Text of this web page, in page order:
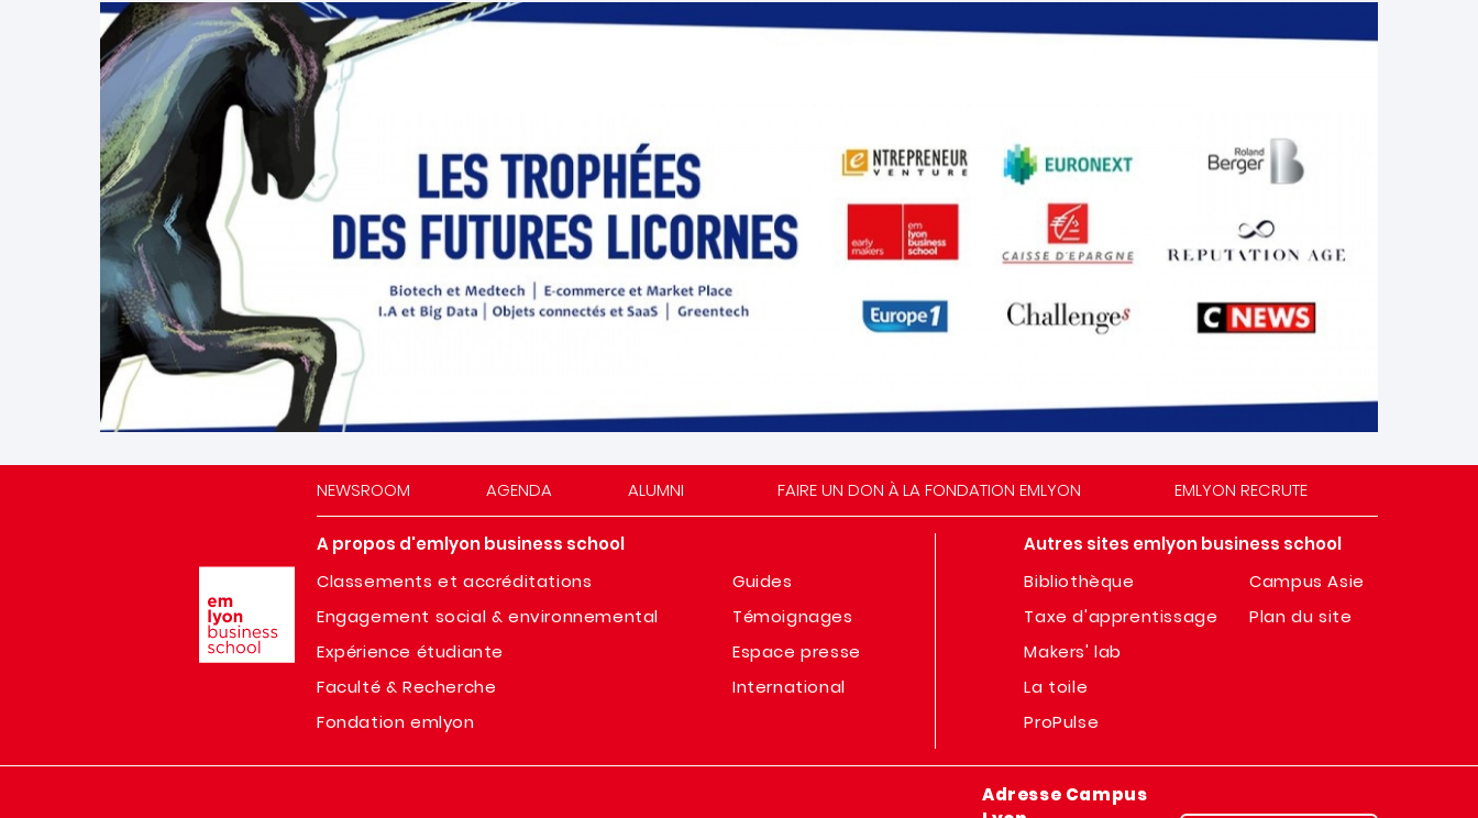
NEWSROOM AGENDA ALUMNI FAIRE UN DON À LA FONDATION EMLYON EMLYON RECRUTE
A propos d'emlyon business school
Classements et accréditations
Engagement social & environnemental
Expérience étudiante
Faculté & Recherche
Fondation emlyon
Guides
Témoignages
Espace presse
International
Autres sites emlyon business school
Bibliothèque
Taxe d'apprentissage
Makers' lab
La toile
ProPulse
Campus Asie
Plan du site
Adresse Campus